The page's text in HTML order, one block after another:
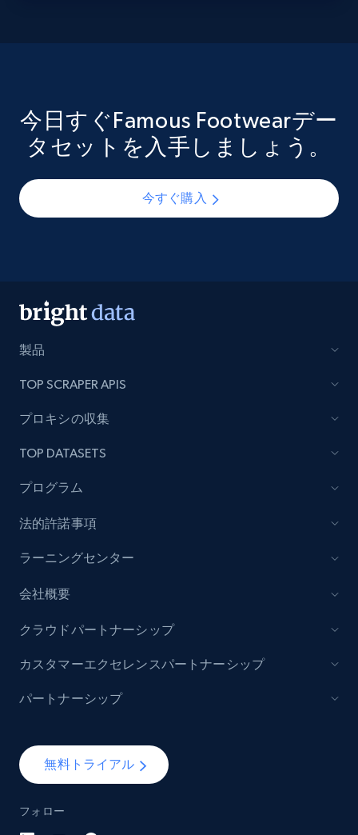
今日すぐFamous Footwearデー
タセットを入手しましょう。
今すぐ購入
製品
TOP SCRAPER APIS
プロキシの収集
TOP DATASETS
プログラム
法的許諾事項
ラーニングセンター
会社概要
無料トライアル
フォロー
クラウドパートナーシップ
カスタマーエクセレンスパートナーシップ
パートナーシップ